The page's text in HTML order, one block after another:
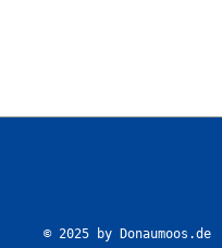
© 2025 by Donaumoos.de